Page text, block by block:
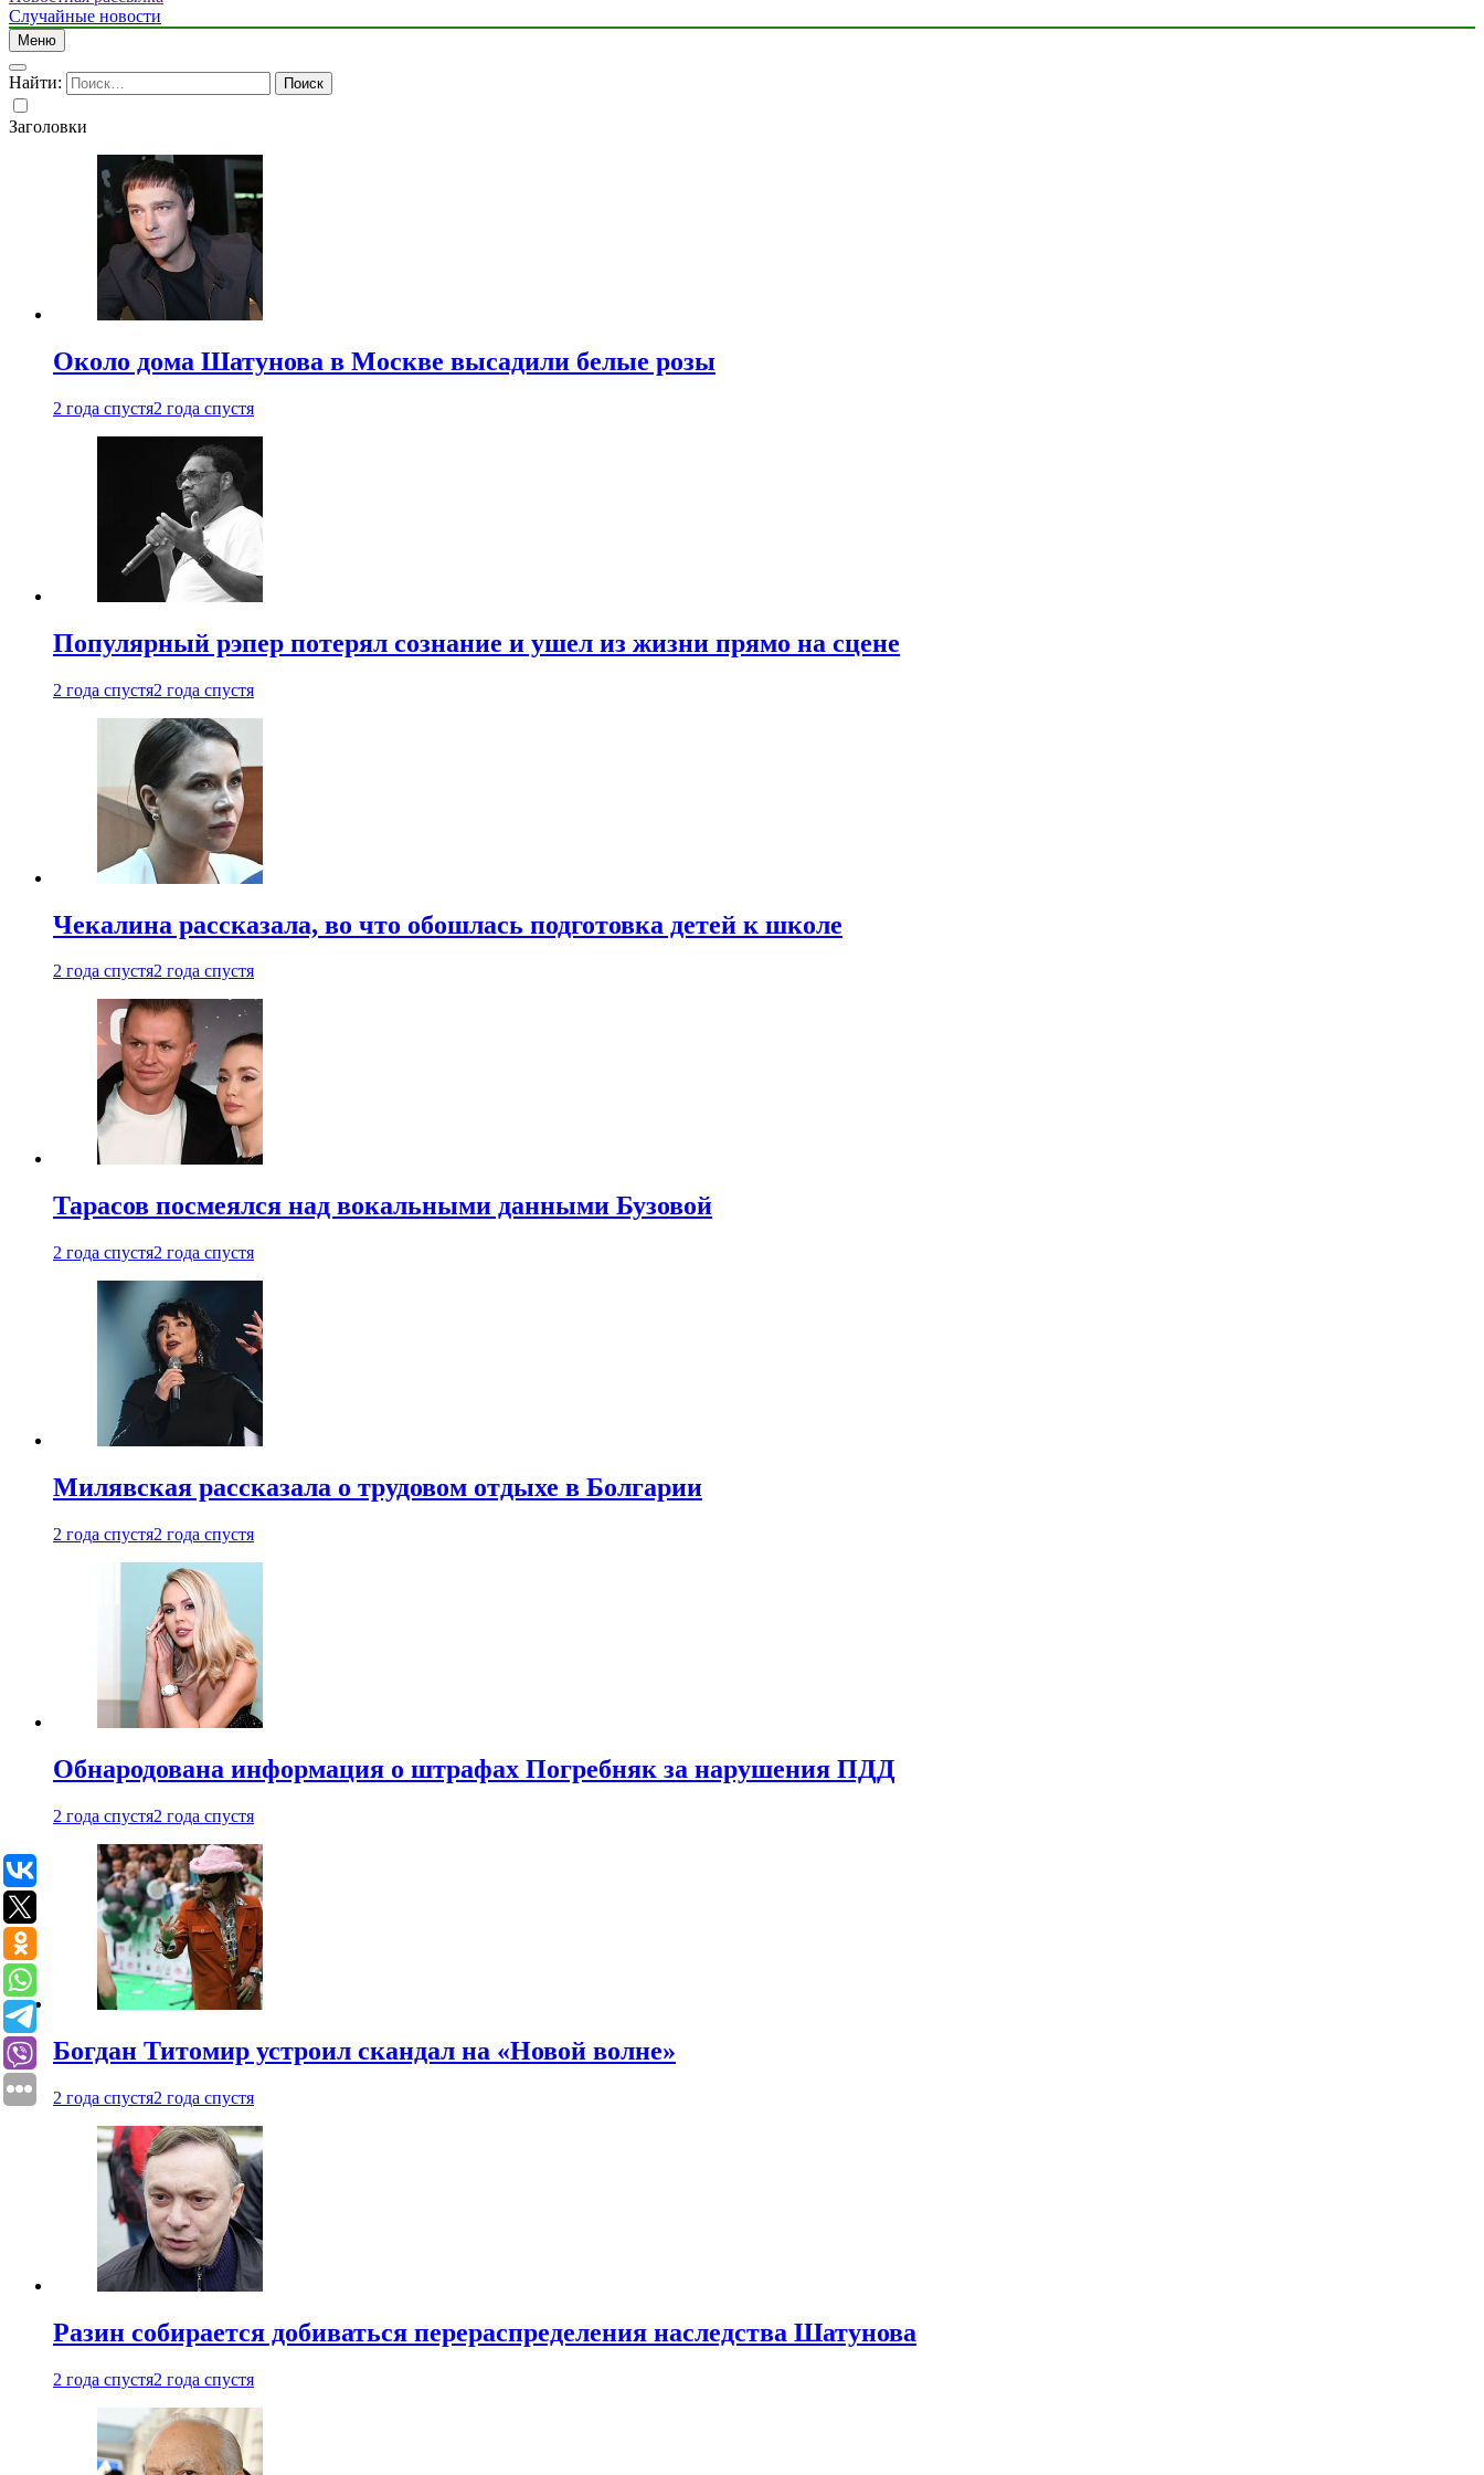
Случайные новости
Меню
Найти:
Заголовки
Около дома Шатунова в Москве высадили белые розы
2 года спустя2 года спустя
Популярный рэпер потерял сознание и ушел из жизни прямо на сцене
2 года спустя2 года спустя
Чекалина рассказала, во что обошлась подготовка детей к школе
2 года спустя2 года спустя
Тарасов посмеялся над вокальными данными Бузовой
2 года спустя2 года спустя
Милявская рассказала о трудовом отдыхе в Болгарии
2 года спустя2 года спустя
Обнародована информация о штрафах Погребняк за нарушения ПДД
2 года спустя2 года спустя
Богдан Титомир устроил скандал на «Новой волне»
2 года спустя2 года спустя
Разин собирается добиваться перераспределения наследства Шатунова
2 года спустя2 года спустя